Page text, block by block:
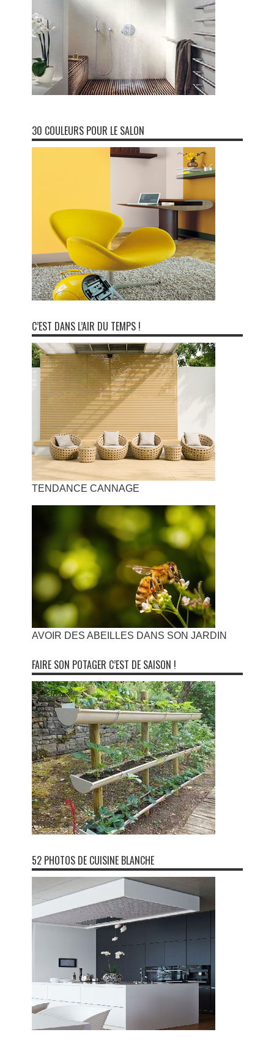
30 COULEURS POUR LE SALON
C’EST DANS L’AIR DU TEMPS !
TENDANCE CANNAGE
AVOIR DES ABEILLES DANS SON JARDIN
FAIRE SON POTAGER C’EST DE SAISON !
52 PHOTOS DE CUISINE BLANCHE